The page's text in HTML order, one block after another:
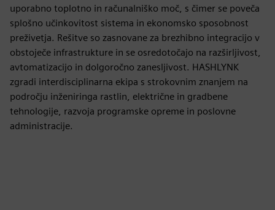
uporabno toplotno in računalniško moč, s čimer se poveča
splošno učinkovitost sistema in ekonomsko sposobnost
preživetja. Rešitve so zasnovane za brezhibno integracijo v
obstoječe infrastrukture in se osredotočajo na razširljivost,
avtomatizacijo in dolgoročno zanesljivost. HASHLYNK
zgradi interdisciplinarna ekipa s strokovnim znanjem na
področju inženiringa rastlin, električne in gradbene
tehnologije, razvoja programske opreme in poslovne
administracije.